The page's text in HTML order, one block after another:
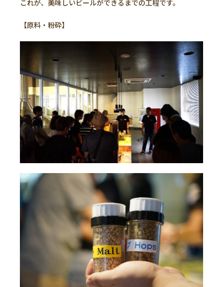
これが、美味しいビールができるまでの工程です。
【原料・粉砕】